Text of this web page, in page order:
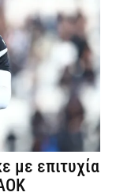
με επιτυχία